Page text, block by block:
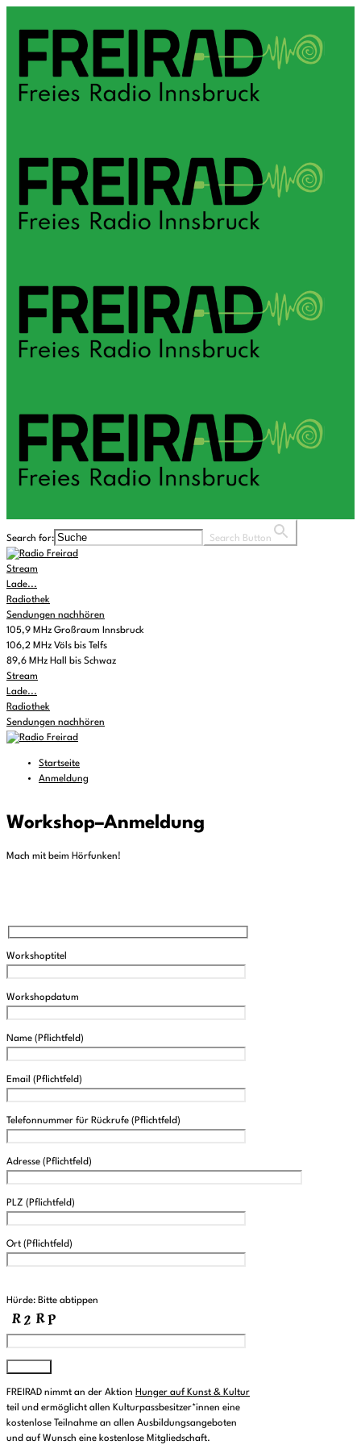
Search for: Search Button
Stream
Lade...
Radiothek
Sendungen nachhören
105,9 MHz Großraum Innsbruck
106,2 MHz Völs bis Telfs
89,6 MHz Hall bis Schwaz
Stream
Lade...
Radiothek
Sendungen nachhören
Startseite
Anmeldung
Workshop–Anmeldung
Mach mit beim Hörfunken!
Workshoptitel
Workshopdatum
Name (Pflichtfeld)
Email (Pflichtfeld)
Telefonnummer für Rückrufe (Pflichtfeld)
Adresse (Pflichtfeld)
PLZ (Pflichtfeld)
Ort (Pflichtfeld)
Hürde: Bitte abtippen
FREIRAD nimmt an der Aktion Hunger auf Kunst & Kultur
teil und ermöglicht allen Kulturpassbesitzer*innen eine
kostenlose Teilnahme an allen Ausbildungsangeboten
und auf Wunsch eine kostenlose Mitgliedschaft.